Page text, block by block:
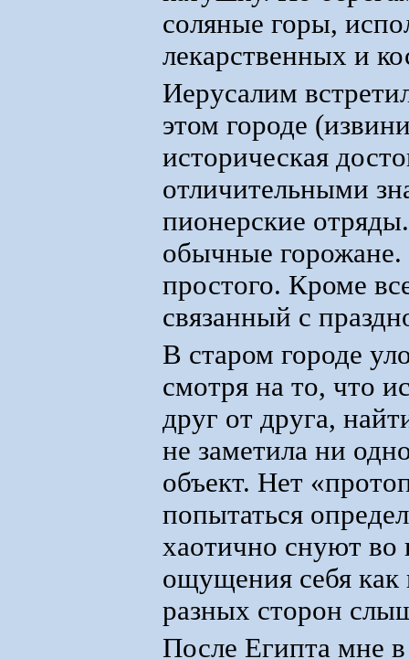
соляные горы,
лекарственных и
Иерусалим
этом городе
историческая
отличительными
пионерские
обычные горожане.
простого. Кроме
связанный с
В старом городе
смотря на то, что
друг от друга,
не заметила ни
объект. Нет
попытаться
хаотично снуют во
ощущения себя как
разных сторон
После Египта мне